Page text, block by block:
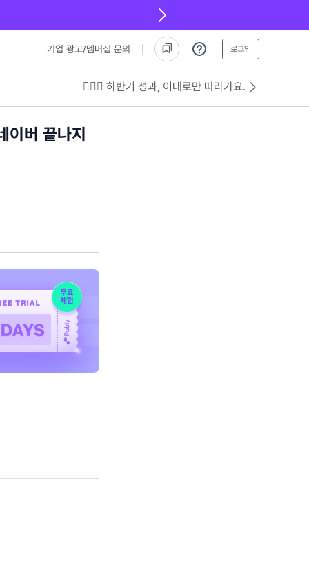
기업 광고/멤버십 문의 로그인
💁🏻‍♂️ 하반기 성과, 이대로만 따라가요.
버 끝나지